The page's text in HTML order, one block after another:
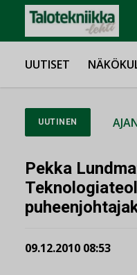
UUTISET
UUTINEN
Pekka
09.12.2010 08:53